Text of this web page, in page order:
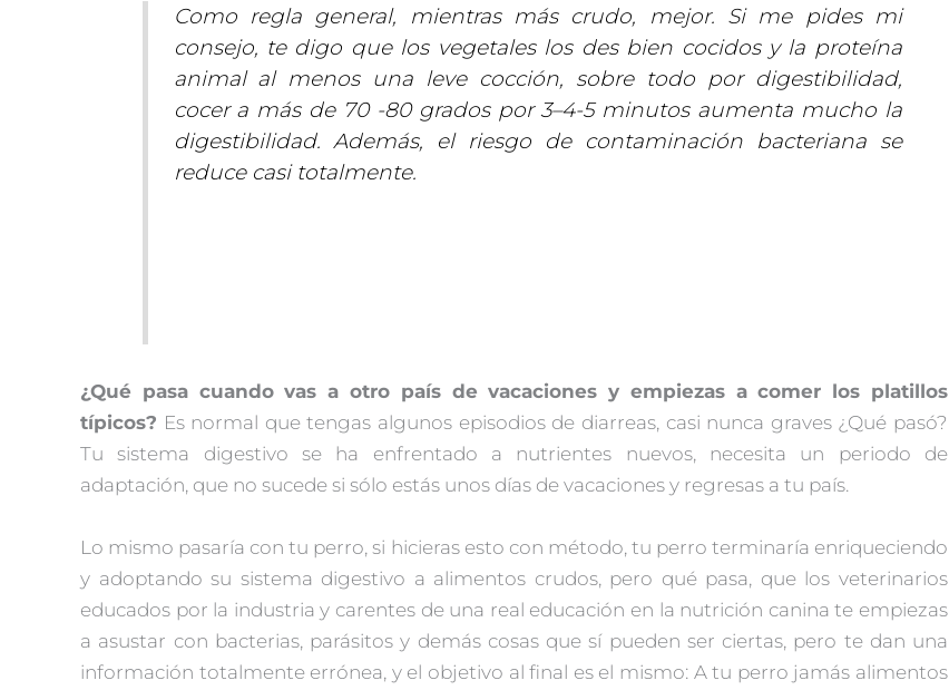
Como regla general, mientras más crudo, mejor. Si me pides mi
consejo, te digo que los vegetales los des bien cocidos y la proteína
animal al menos una leve cocción, sobre todo por digestibilidad,
cocer a más de 70 -80 grados por 3–4-5 minutos aumenta mucho la
digestibilidad. Además, el riesgo de contaminación bacteriana se
reduce casi totalmente.
¿Qué pasa cuando vas a otro país de vacaciones y empiezas a comer los platillos
típicos? Es normal que tengas algunos episodios de diarreas, casi nunca graves ¿Qué pasó?
Tu sistema digestivo se ha enfrentado a nutrientes nuevos, necesita un periodo de
adaptación, que no sucede si sólo estás unos días de vacaciones y regresas a tu país.
Lo mismo pasaría con tu perro, si hicieras esto con método, tu perro terminaría enriqueciendo
y adoptando su sistema digestivo a alimentos crudos, pero qué pasa, que los veterinarios
educados por la industria y carentes de una real educación en la nutrición canina te empiezas
a asustar con bacterias, parásitos y demás cosas que sí pueden ser ciertas, pero te dan una
información totalmente errónea, y el objetivo al final es el mismo: A tu perro jamás alimentos